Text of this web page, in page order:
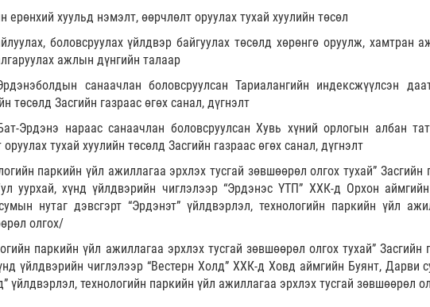
ерөнхий хуульд нэмэлт, өөрчлөлт оруулах тухай хуулийн төсөл
боловсруулах үйлдвэр байгуулах төсөлд хөрөнгө оруулж, хамтран
ажлын дүнгийн талаар
санаачлан боловсруулсан Тариалангийн индексжүүлсэн
төсөлд Засгийн газраас өгөх санал, дүгнэлт
Эрдэнэ нараас санаачлан боловсруулсан Хувь хүний орлогын албан
тухай хуулийн төсөлд Засгийн газраас өгөх санал, дүгнэлт
паркийн үйл ажиллагаа эрхлэх тусгай зөвшөөрөл олгох тухай” Засгийн
уурхай, хүнд үйлдвэрийн чиглэлээр “Эрдэнэс ҮТП” ХХК-д Орхон
нутаг дэвсгэрт “Эрдэнэт” үйлдвэрлэл, технологийн паркийн үйл
олгох/
паркийн үйл ажиллагаа эрхлэх тусгай зөвшөөрөл олгох тухай” Засгийн
үйлдвэрийн чиглэлээр “Вестерн Холд” ХХК-д Ховд аймгийн Буянт, Дарви
үйлдвэрлэл, технологийн паркийн үйл ажиллагаа эрхлэх тусгай зөвшөөрөл